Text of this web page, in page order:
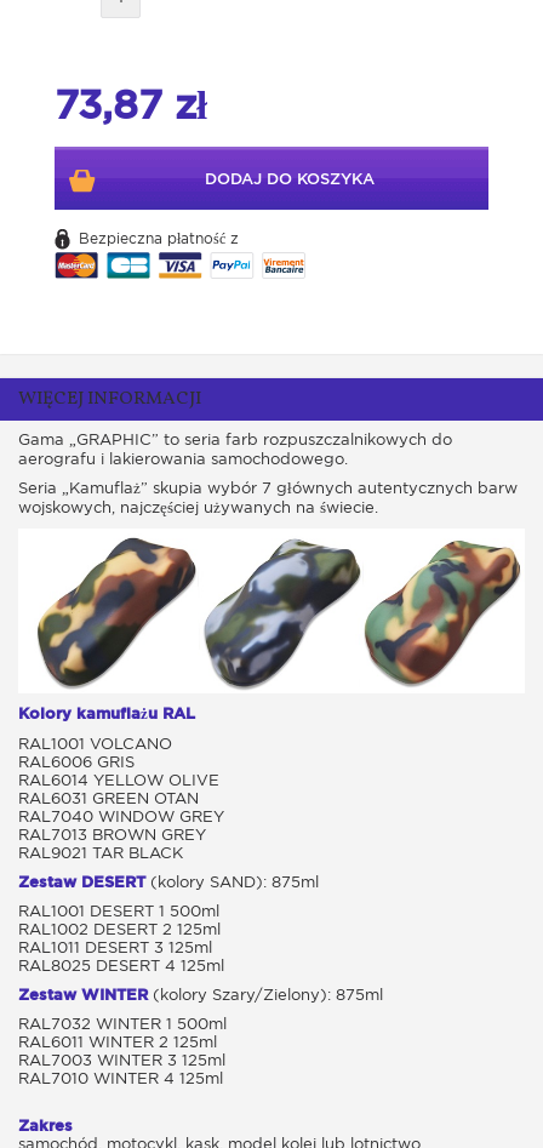
73,87 zł
DODAJ DO KOSZYKA
Bezpieczna płatność z
WIĘCEJ INFORMACJI
Gama „GRAPHIC” to seria farb rozpuszczalnikowych do
aerografu i lakierowania samochodowego.
Seria „Kamuflaż” skupia wybór 7 głównych autentycznych barw
wojskowych, najczęściej używanych na świecie.
Kolory kamuflażu RAL
RAL1001 VOLCANO
RAL6006 GRIS
RAL6014 YELLOW OLIVE
RAL6031 GREEN OTAN
RAL7040 WINDOW GREY
RAL7013 BROWN GREY
RAL9021 TAR BLACK
Zestaw DESERT(kolory SAND): 875ml
RAL1001 DESERT 1 500ml
RAL1002 DESERT 2 125ml
RAL1011 DESERT 3 125ml
RAL8025 DESERT 4 125ml
Zestaw WINTER (kolory Szary/Zielony): 875ml
RAL7032 WINTER 1 500ml
RAL6011 WINTER 2 125ml
RAL7003 WINTER 3 125ml
RAL7010 WINTER 4 125ml
Zakres
samochód, motocykl, kask, model kolei lub lotnictwo